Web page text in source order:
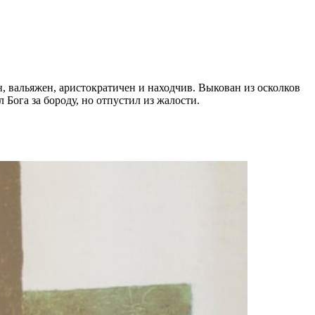
аристократичен и находчив. Выкован из осколков
за бороду, но отпустил из жалости.